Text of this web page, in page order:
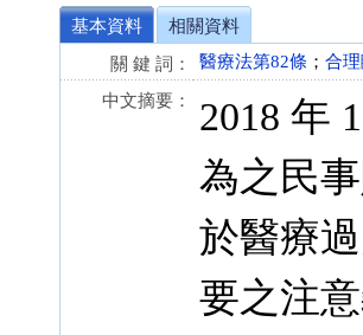
基本資料
相關資料
關 鍵 詞：
醫療法第82條 ； 合
中文摘要：
2018 年
為之民
於醫療
要之注